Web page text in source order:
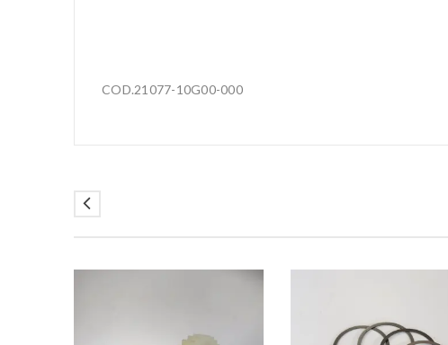
COD.21077-10G00-000